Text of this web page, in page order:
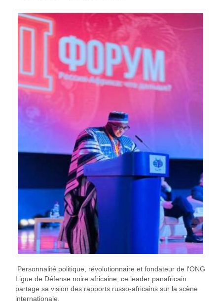
Personnalité politique, révolutionnaire et fondateur de l'ONG
Ligue de Défense noire africaine, ce leader panafricain
partage sa vision des rapports russo-africains sur la scène
internationale.